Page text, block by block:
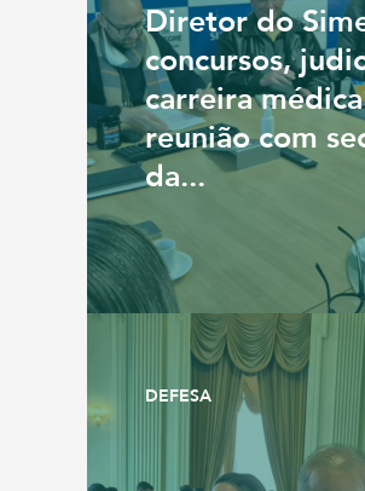
Diretor do
concursos,
carreira
reunião com
da...
DEFESA